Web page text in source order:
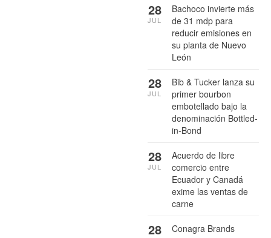
Bachoco invierte más
de 31 mdp para
reducir emisiones en
su planta de Nuevo
León
28
JUL
Bib & Tucker lanza su
primer bourbon
embotellado bajo la
denominación Bottled-
in-Bond
28
JUL
Acuerdo de libre
comercio entre
Ecuador y Canadá
exime las ventas de
carne
28
JUL
Conagra Brands
28